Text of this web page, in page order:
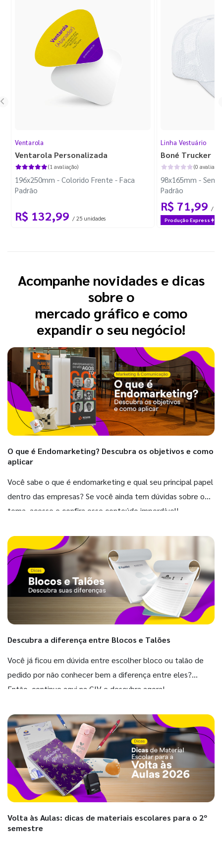
Ventarola
Ventarola Personalizada
(1 avaliação)
196x250mm - Colorido Frente - Faca
Padrão
R$ 132,99 / 25 unidades
Linha Vestuário
Boné Trucker
(0
98x165mm - Sem
Padrão
R$ 71,99 / 1
Produção Express
Acompanhe novidades e dicas
sobre o
mercado gráfico e como
expandir o seu negócio!
O que é Endomarketing? Descubra os objetivos e como
aplicar
Você sabe o que é endomarketing e qual seu principal papel
dentro das empresas? Se você ainda tem dúvidas sobre o
tema, acesse e confira esse conteúdo imperdível!
Descubra a diferença entre Blocos e Talões
Você já ficou em dúvida entre escolher bloco ou talão de
pedido por não conhecer bem a diferença entre eles?
Então, continue aqui na GIV e descubra agora!
Volta às Aulas: dicas de materiais escolares para o 2º
semestre